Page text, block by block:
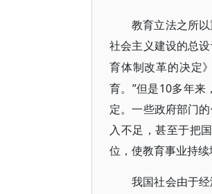
教育立法之所
社会主义建设的总
育体制改革的决定
育。”但是10多年
定。一些政府部门
入不足，甚至于把
位，使教育事业持续
我国社会由于